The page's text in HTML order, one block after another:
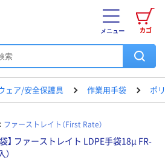
カゴ
メニュー
ェア/安全保護具 作業用手袋 ポ
ファーストレイト（First Rate）
】 ファーストレイト LDPE手袋18μ FR-